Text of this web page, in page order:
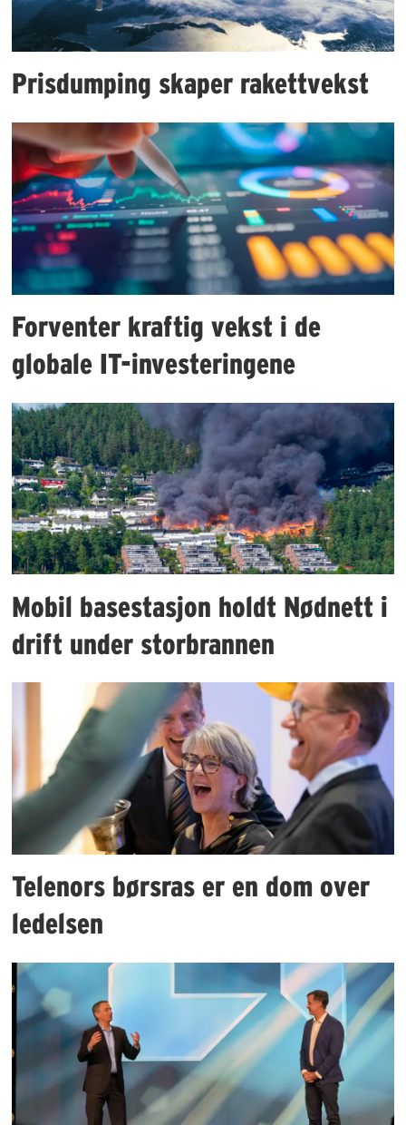
Prisdumping skaper rakettvekst
Forventer kraftig vekst i de
globale IT-investeringene
Mobil basestasjon holdt Nødnett i
drift under storbrannen
Telenors børsras er en dom over
ledelsen